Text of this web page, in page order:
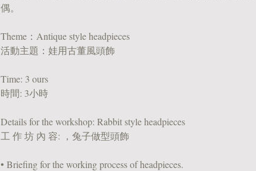
偶。
Theme：Antique style headpieces
活動主題：娃用古董風頭飾
Time: 3 ours
時間: 3小時
Details for the workshop: Rabbit style headpieces
工 作 坊 內 容: ，兔子做型頭飾
• Briefing for the working process of headpieces.